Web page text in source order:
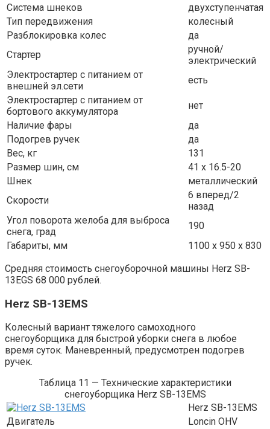
Система шнеков
двухступенчатая
Тип передвижения
колесный
Разблокировка колес
да
Стартер
ручной/
электрический
Электростартер с питанием от
внешней эл.сети
есть
Электростартер с питанием от
бортового аккумулятора
нет
Наличие фары
да
Подогрев ручек
да
Вес, кг
131
Размер шин, см
41 х 16.5-20
Шнек
металлический
Скорости
6 вперед/2
назад
Угол поворота желоба для выброса
снега, град
190
Габариты, мм
1100 х 950 х 830
Средняя стоимость снегоуборочной машины Herz SB-
13EGS 68 000 рублей.
Herz SB-13EMS
Колесный вариант тяжелого самоходного
снегоуборщика для быстрой уборки снега в любое
время суток. Маневренный, предусмотрен подогрев
ручек.
Таблица 11 — Технические характеристики
снегоуборщика Herz SB-13EMS
Herz SB-13EMS
Двигатель
Loncin OHV